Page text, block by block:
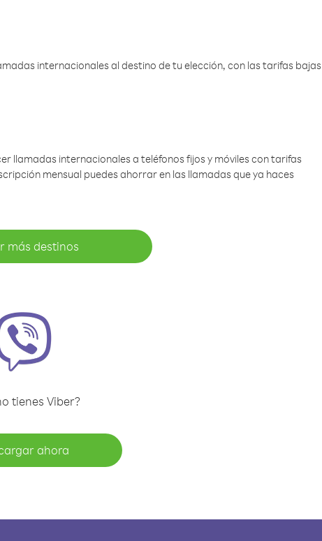
internacionales al destino de tu elección, con las tarifas bajas
llamadas internacionales a teléfonos fijos y móviles con tarifas
mensual puedes ahorrar en las llamadas que ya haces
más destinos
tienes Viber?
ahora